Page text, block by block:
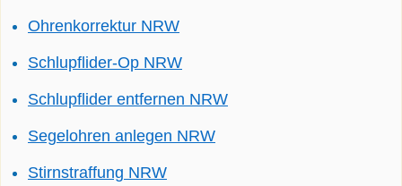
Ohrenkorrektur NRW
Schlupflider-Op NRW
Schlupflider entfernen NRW
Segelohren anlegen NRW
Stirnstraffung NRW